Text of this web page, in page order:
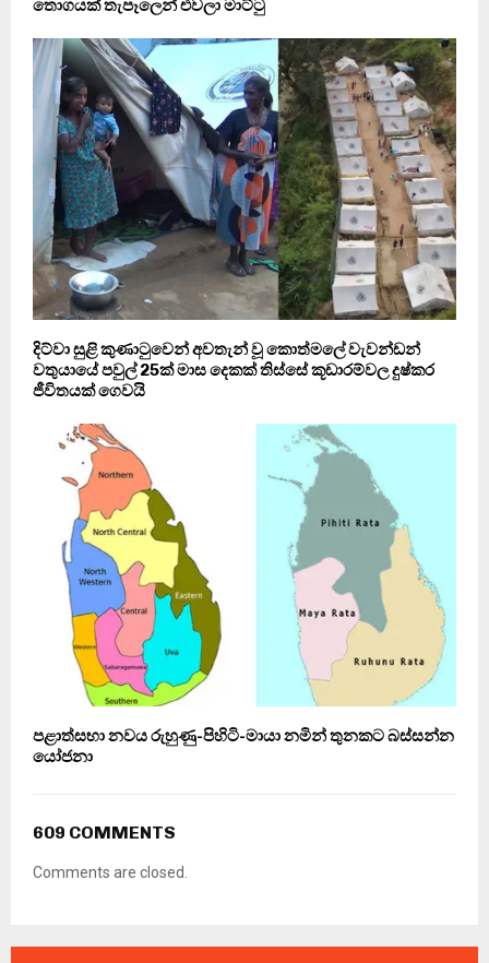
තොගයක් තැපෑලෙන් එවලා මාට්ටු
දිට්වා සුළි කුණාටුවෙන් අවතැන් වූ කොත්මලේ වැවන්ඩන්
වතුයායේ පවුල් 25ක් මාස දෙකක් තිස්සේ කූඩාරම්වල දුෂ්කර
ජීවිතයක් ගෙවයි
පළාත්සභා නවය රුහුණු-පිහිටි-මායා නමින් තුනකට බස්සන්න
යෝජනා
609 COMMENTS
Comments are closed.